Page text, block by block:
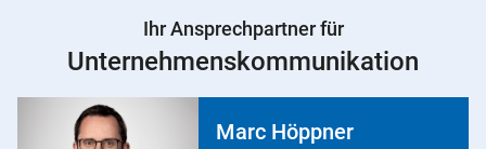
Ihr Ansprechpartner für
Unternehmens­kommunikation
Marc Höppner